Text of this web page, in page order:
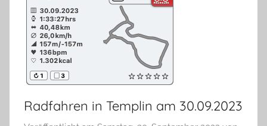
Radfahren in Templin am 30.09.2023